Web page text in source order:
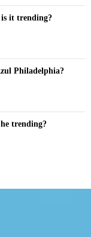
it trending?
Philadelphia?
trending?